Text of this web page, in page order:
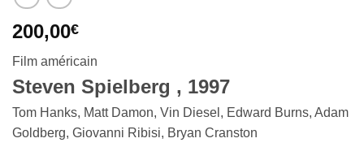
200,00€
Film américain
Steven Spielberg , 1997
Tom Hanks, Matt Damon, Vin Diesel, Edward Burns, Adam
Goldberg, Giovanni Ribisi, Bryan Cranston